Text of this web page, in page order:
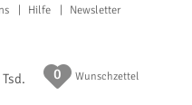
Hilfe Newsletter
0 Wunschzettel